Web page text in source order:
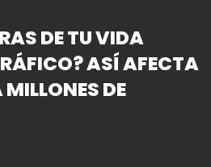
DE TU VIDA
ASÍ AFECTA
DE